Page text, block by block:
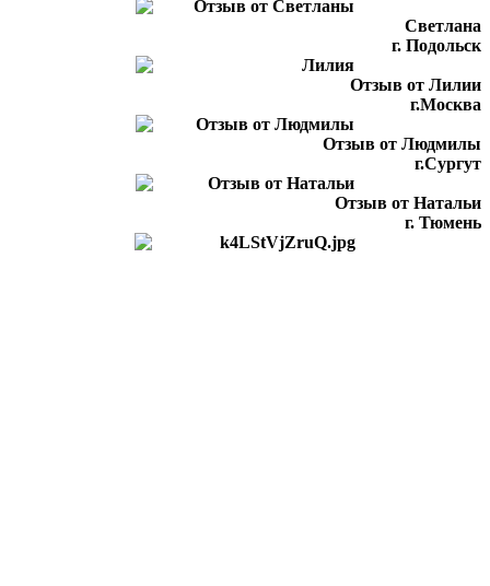
Светлана
г. Подольск
Отзыв от Лилии
г.Москва
Отзыв от Людмилы
г.Сургут
Отзыв от Натальи
г. Тюмень